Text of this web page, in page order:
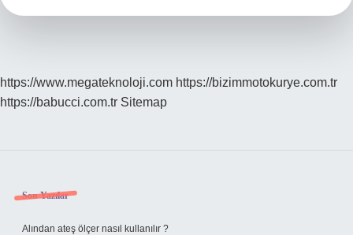
https://www.megateknoloji.com https://bizimmotokurye.com.tr
https://babucci.com.tr Sitemap
Sidebar
Son Yazılar
Alından ateş ölçer nasıl kullanılır ?